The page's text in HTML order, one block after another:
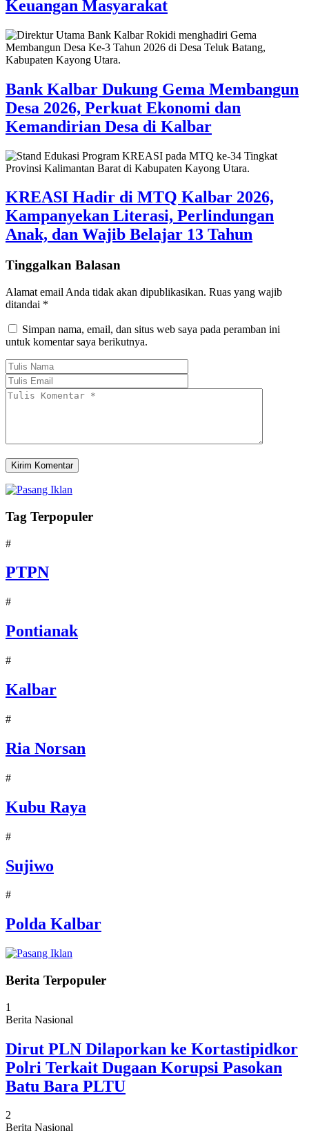
Keuangan Masyarakat
Bank Kalbar Dukung Gema Membangun
Desa 2026, Perkuat Ekonomi dan
Kemandirian Desa di Kalbar
KREASI Hadir di MTQ Kalbar 2026,
Kampanyekan Literasi, Perlindungan
Anak, dan Wajib Belajar 13 Tahun
Tinggalkan Balasan
Alamat email Anda tidak akan dipublikasikan. Ruas yang wajib
ditandai *
Simpan nama, email, dan situs web saya pada peramban ini
untuk komentar saya berikutnya.
Tag Terpopuler
#
PTPN
#
Pontianak
#
Kalbar
#
Ria Norsan
#
Kubu Raya
#
Sujiwo
#
Polda Kalbar
Berita Terpopuler
1
Berita Nasional
Dirut PLN Dilaporkan ke Kortastipidkor
Polri Terkait Dugaan Korupsi Pasokan
Batu Bara PLTU
2
Berita Nasional